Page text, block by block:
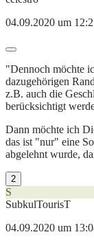
04.09.2020 um
"Dennoch möchte
dazugehörigen
z.B. auch die
berücksichtigt
Dann möchte ich
das ist "nur" eine
abgelehnt wurde,
2
S
SubkulTourisT
04.09.2020 um